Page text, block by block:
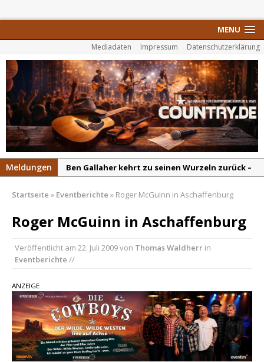
MENU
Mediadaten Impressum Datenschutzerklärung
Meldungen
Ben Gallaher kehrt zu seinen Wurzeln zurück –
Colton Dawson legt mit „Worth It“ nach –
Country mit Herz und Humor
Vergleich mit anderen
aller Zeiten
pez veröffentlicht neue Single „Late Night
Talks“ – eine Hymne auf unvergessliche
Sommernächte
Startseite » Eventberichte » Roger McGuinn in Aschaffenburg
Roger McGuinn in Aschaffenburg
Veröffentlicht am 22. Juli 2009von Thomas Waldherr in
Eventberichte //
ANZEIGE